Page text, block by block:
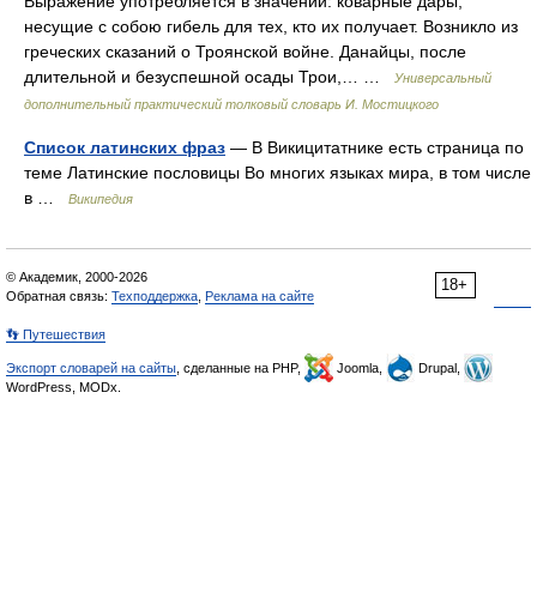
несущие с собою гибель для тех, кто их получает. Возникло из
греческих сказаний о Троянской войне. Данайцы, после
длительной и безуспешной осады Трои,… …
Универсальный
дополнительный практический толковый словарь И. Мостицкого
Список латинских фраз — В Викицитатнике есть страница по
теме Латинские пословицы Во многих языках мира, в том числе
в …
Википедия
18+
© Академик, 2000-2026
Обратная связь: Техподдержка Реклама на сайте
👣 Путешествия
Экспорт словарей на сайты , сделанные на PHP, Joomla,
Drupal,
WordPress, MODx.